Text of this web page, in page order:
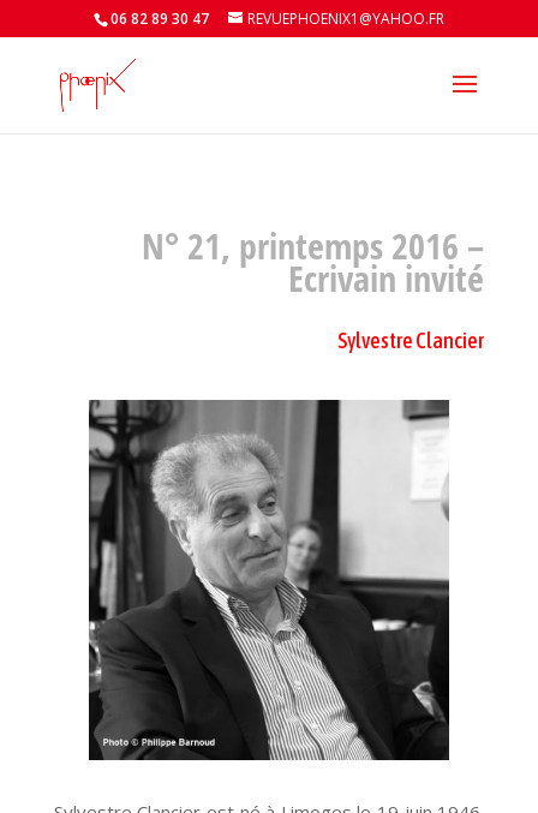
06 82 89 30 47 REVUEPHOENIX1@YAHOO.FR
N° 21, printemps 2016 –
Ecrivain invité
Sylvestre Clancier